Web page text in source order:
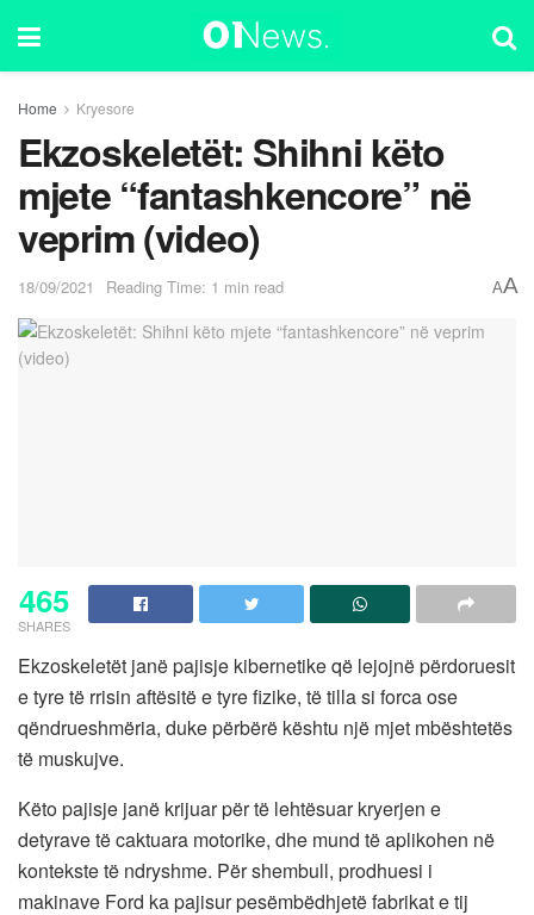
Home Kryesore
Ekzoskeletët: Shihni këto
mjete “fantashkencore” në
veprim (video)
18/09/2021 Reading Time: 1 min read AA
465
SHARES
Ekzoskeletët janë pajisje kibernetike që lejojnë përdoruesit
e tyre të rrisin aftësitë e tyre fizike, të tilla si forca ose
qëndrueshmëria, duke përbërë kështu një mjet mbështetës
të muskujve.
Këto pajisje janë krijuar për të lehtësuar kryerjen e
detyrave të caktuara motorike, dhe mund të aplikohen në
kontekste të ndryshme. Për shembull, prodhuesi i
makinave Ford ka pajisur pesëmbëdhjetë fabrikat e tij